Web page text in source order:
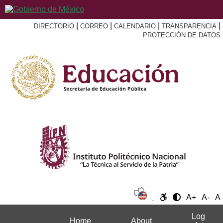
DIRECTORIO CORREO CALENDARIO TRANSPARENCIA
PROTECCIÓN DE DATOS
A+ A- A
Home About
Log